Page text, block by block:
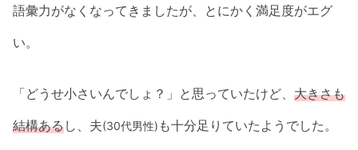
語彙力がなくなってきましたが、とにかく満足度がエグ
い。
「どうせ小さいんでしょ？」と思っていたけど、 大きさも
結構あるし、夫(30代男性) も十分足りていたようでした。